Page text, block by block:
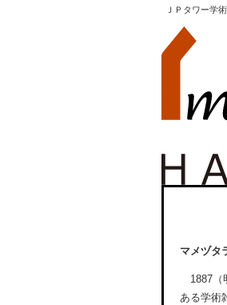
ＪＰタワー学
マメヅタ
1887（
ある学術